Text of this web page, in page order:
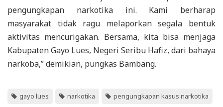
pengungkapan narkotika ini. Kami berharap
masyarakat tidak ragu melaporkan segala bentuk
aktivitas mencurigakan. Bersama, kita bisa menjaga
Kabupaten Gayo Lues, Negeri Seribu Hafiz, dari bahaya
narkoba,” demikian, pungkas Bambang.
gayo lues narkotika pengungkapan kasus narkotika